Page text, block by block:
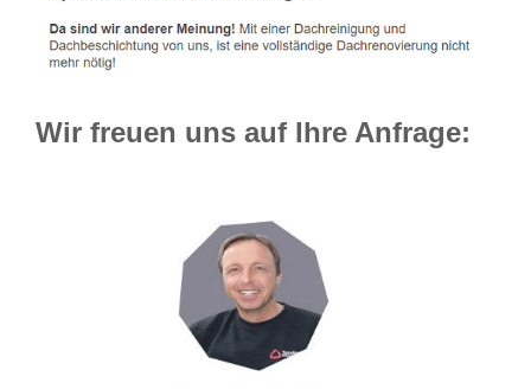
Wir freuen uns auf Ihre Anfrage: